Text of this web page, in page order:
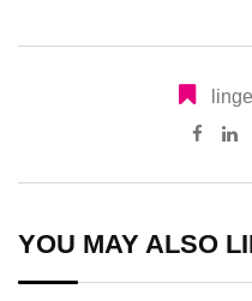
YOU MAY ALSO